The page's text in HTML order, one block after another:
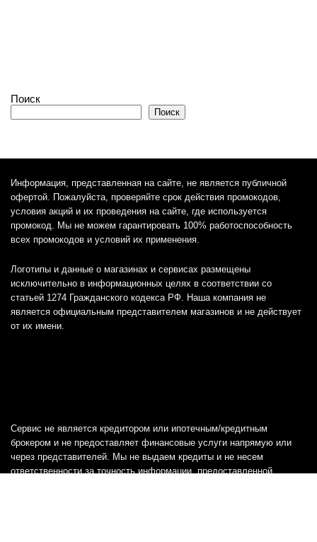
Поиск
Поиск
Информация, представленная на сайте, не является публичной
офертой. Пожалуйста, проверяйте срок действия промокодов,
условия акций и их проведения на сайте, где используется
промокод. Мы не можем гарантировать 100% работоспособность
всех промокодов и условий их применения.
Логотипы и данные о магазинах и сервисах размещены
исключительно в информационных целях в соответствии со
статьей 1274 Гражданского кодекса РФ. Наша компания не
является официальным представителем магазинов и не действует
от их имени.
Сервис не является кредитором или ипотечным/кредитным
брокером и не предоставляет финансовые услуги напрямую или
через представителей. Мы не выдаем кредиты и не несем
ответственности за точность информации, предоставленной